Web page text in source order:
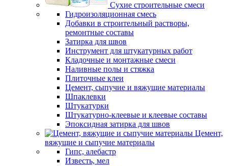
Сухие строительные смеси
Гидроизоляционная смесь
Добавки в строительный растворы,
ремонтные составы
Затирка для швов
Инструмент для штукатурных работ
Кладочные и монтажные смеси
Наливные полы и стяжка
Плиточные клеи
Цемент, сыпучие и вяжущие материалы
Шпаклевки
Штукатурки
Штукатурно-клеевые и клеевые составы
Эпоксидная затирка для швов
Цемент,
вяжущие и сыпучие материалы
Гипс, алебастр
Известь, мел